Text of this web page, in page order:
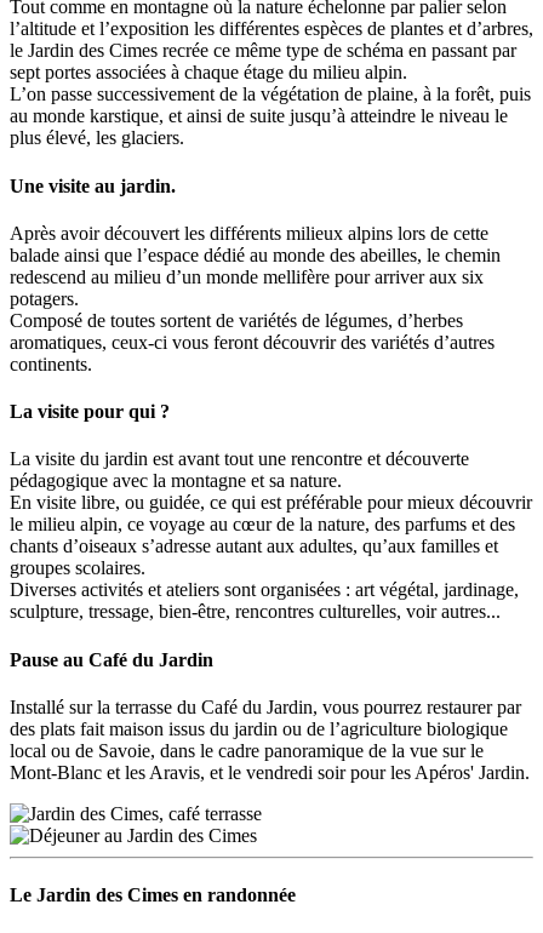
Tout comme en montagne où la nature échelonne par palier selon
l’altitude et l’exposition les différentes espèces de plantes et d’arbres,
le Jardin des Cimes recrée ce même type de schéma en passant par
sept portes associées à chaque étage du milieu alpin.
L’on passe successivement de la végétation de plaine, à la forêt, puis
au monde karstique, et ainsi de suite jusqu’à atteindre le niveau le
plus élevé, les glaciers.
Une visite au jardin.
Après avoir découvert les différents milieux alpins lors de cette
balade ainsi que l’espace dédié au monde des abeilles, le chemin
redescend au milieu d’un monde mellifère pour arriver aux six
potagers.
Composé de toutes sortent de variétés de légumes, d’herbes
aromatiques, ceux-ci vous feront découvrir des variétés d’autres
continents.
La visite pour qui ?
La visite du jardin est avant tout une rencontre et découverte
pédagogique avec la montagne et sa nature.
En visite libre, ou guidée, ce qui est préférable pour mieux découvrir
le milieu alpin, ce voyage au cœur de la nature, des parfums et des
chants d’oiseaux s’adresse autant aux adultes, qu’aux familles et
groupes scolaires.
Diverses activités et ateliers sont organisées : art végétal, jardinage,
sculpture, tressage, bien-être, rencontres culturelles, voir autres...
Pause au Café du Jardin
Installé sur la terrasse du Café du Jardin, vous pourrez restaurer par
des plats fait maison issus du jardin ou de l’agriculture biologique
local ou de Savoie, dans le cadre panoramique de la vue sur le
Mont-Blanc et les Aravis, et le vendredi soir pour les Apéros' Jardin.
Le Jardin des Cimes en randonnée